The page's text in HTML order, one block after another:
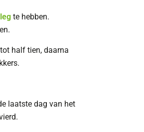
te hebben.
half tien, daarna
laatste dag van het